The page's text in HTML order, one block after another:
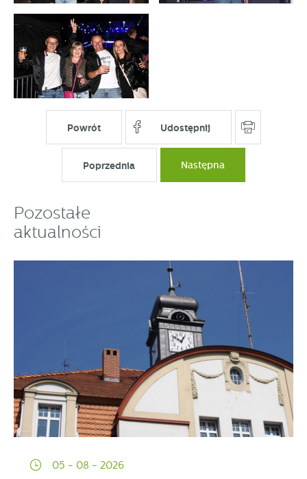
Powrót Udostępnij
Poprzednia Następna
Pozostałe
aktualności
05 - 08 - 2026